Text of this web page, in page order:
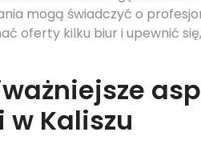
mogą świadczyć o
oferty kilku biur i upewnić
Kaliszu